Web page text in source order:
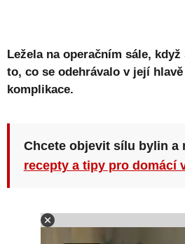
Ležela na operačním sále,
to, co se odehrávalo v její
komplikace.
Chcete objevit sílu bylin a
recepty a tipy pro domácí